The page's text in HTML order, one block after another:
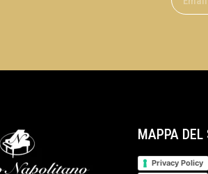
MAPPA DEL
Privacy Policy